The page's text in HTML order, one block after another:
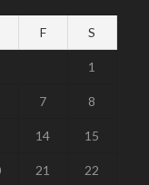
F S
1
7 8
14 15
21 22